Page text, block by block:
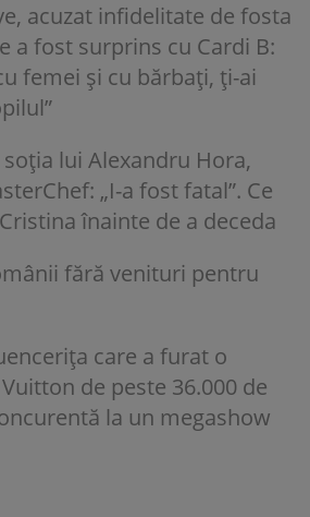
acuzat infidelitate de fosta
a fost surprins cu Cardi B:
femei și cu bărbați, ți-ai
lui Alexandru Hora,
„I-a fost fatal”. Ce
înainte de a deceda
fără venituri pentru
care a furat o
de peste 36.000 de
la un megashow